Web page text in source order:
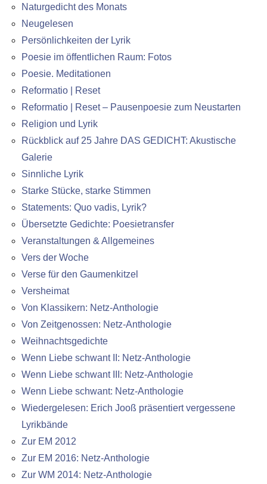
Naturgedicht des Monats
Neugelesen
Persönlichkeiten der Lyrik
Poesie im öffentlichen Raum: Fotos
Poesie. Meditationen
Reformatio | Reset
Reformatio | Reset – Pausenpoesie zum Neustarten
Religion und Lyrik
Rückblick auf 25 Jahre DAS GEDICHT: Akustische
Galerie
Sinnliche Lyrik
Starke Stücke, starke Stimmen
Statements: Quo vadis, Lyrik?
Übersetzte Gedichte: Poesietransfer
Veranstaltungen & Allgemeines
Vers der Woche
Verse für den Gaumenkitzel
Versheimat
Von Klassikern: Netz-Anthologie
Von Zeitgenossen: Netz-Anthologie
Weihnachtsgedichte
Wenn Liebe schwant II: Netz-Anthologie
Wenn Liebe schwant III: Netz-Anthologie
Wenn Liebe schwant: Netz-Anthologie
Wiedergelesen: Erich Jooß präsentiert vergessene
Lyrikbände
Zur EM 2012
Zur EM 2016: Netz-Anthologie
Zur WM 2014: Netz-Anthologie